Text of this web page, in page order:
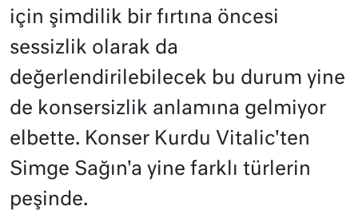
için şimdilik bir fırtına öncesi
sessizlik olarak da
değerlendirilebilecek bu durum yine
de konsersizlik anlamına gelmiyor
elbette. Konser Kurdu Vitalic'ten
Simge Sağın'a yine farklı türlerin
peşinde.